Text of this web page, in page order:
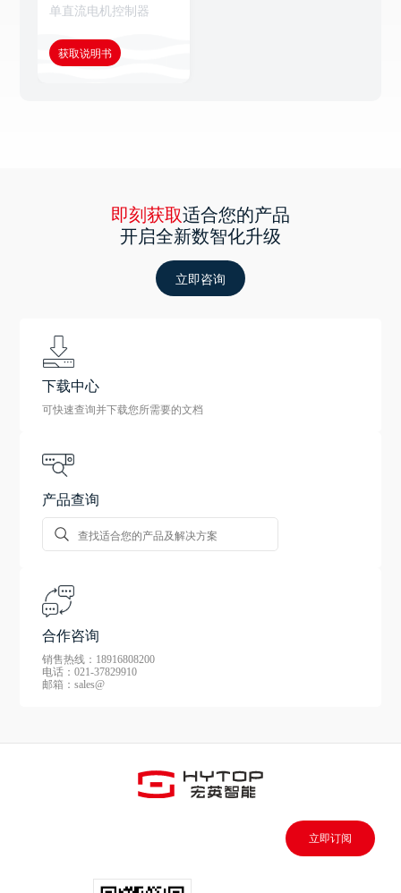
单直流电机控制器
获取说明书
即刻获取适合您的产品
开启全新数智化升级
立即咨询
下载中心
可快速查询并下载您所需要的文档
产品查询
合作咨询
销售热线：18916808200
电话：021-37829910
邮箱：sales@
立即订阅